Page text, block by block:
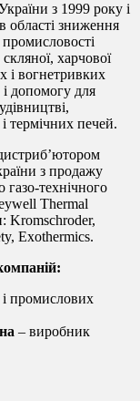
з 1999 року і
області зниження
харчової
і вогнетривких
допомогу для
і термічних печей.
з продажу
газо-технічного
Thermal
Kromschroder,
Exothermics.
промислових
– виробник